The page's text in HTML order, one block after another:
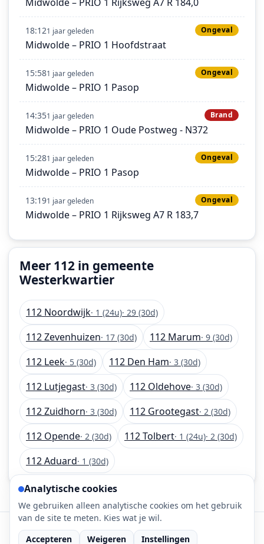
18:121 jaar geleden Ongeval
Midwolde – PRIO 1 Hoofdstraat
15:581 jaar geleden Ongeval
Midwolde – PRIO 1 Pasop
14:351 jaar geleden Brand
Midwolde – PRIO 1 Oude Postweg - N372
15:281 jaar geleden Ongeval
Midwolde – PRIO 1 Pasop
13:191 jaar geleden Ongeval
Midwolde – PRIO 1 Rijksweg A7 R 183,7
Meer 112 in gemeente
Westerkwartier
112 Noordwijk· 1 (24u)· 29 (30d)
112 Zevenhuizen· 17 (30d) 112 Marum· 9 (30d)
112 Leek· 5 (30d) 112 Den Ham· 3 (30d)
112 Lutjegast· 3 (30d) 112 Oldehove· 3 (30d)
112 Zuidhorn· 3 (30d) 112 Grootegast· 2 (30d)
112 Opende· 2 (30d) 112 Tolbert· 1 (24u)· 2 (30d)
112 Aduard· 1 (30d)
112-meldingen.nl • 112 meldingen is onderdeel
van DaLec.
Analytische cookies
We gebruiken alleen analytische cookies om het gebruik
van de site te meten. Kies wat je wil.
Accepteren
Weigeren Instellingen